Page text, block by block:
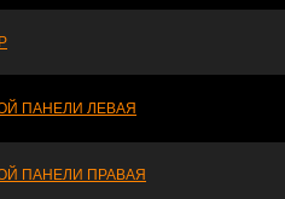
ПАНЕЛИ ЛЕВАЯ
ПАНЕЛИ ПРАВАЯ